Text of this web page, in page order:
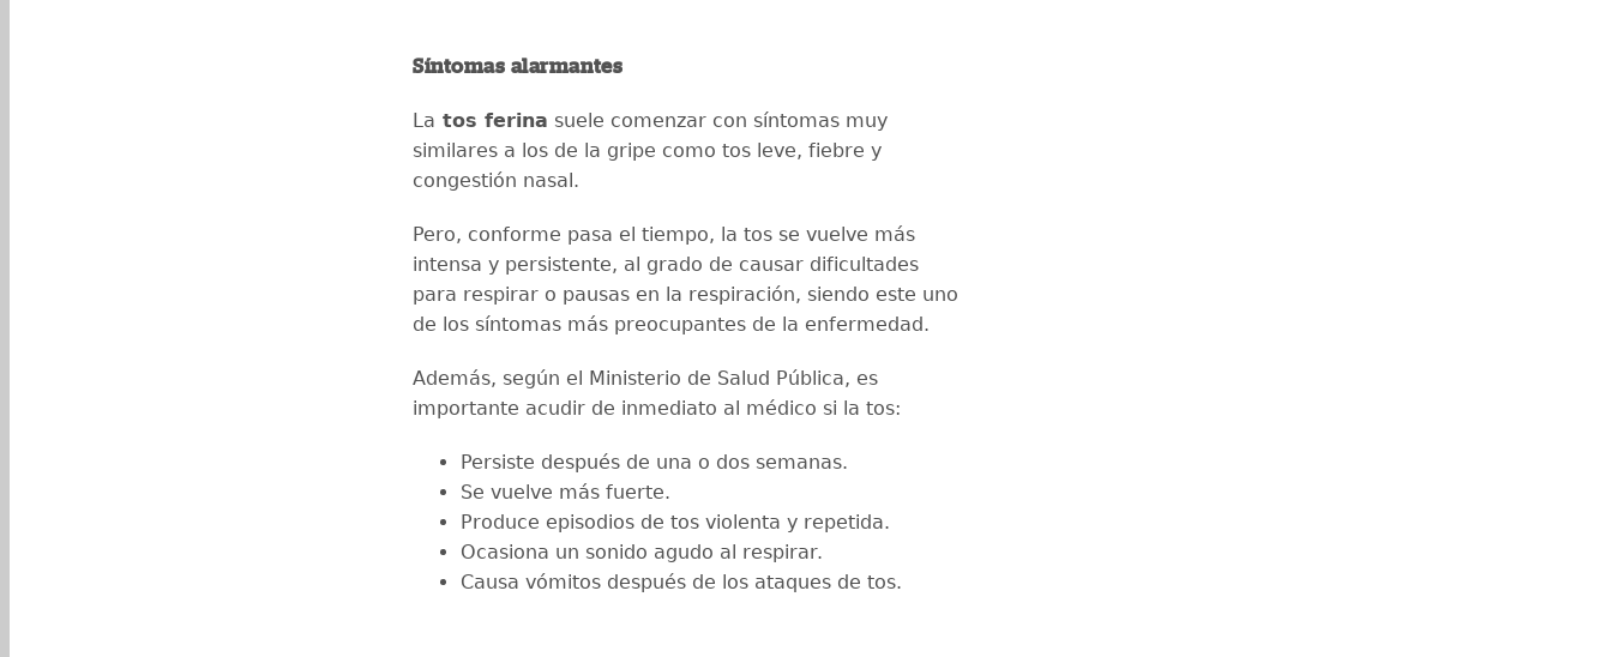
Síntomas alarmantes
La tos ferina suele comenzar con síntomas muy
similares a los de la gripe como tos leve, fiebre y
congestión nasal.
Pero, conforme pasa el tiempo, la tos se vuelve más
intensa y persistente, al grado de causar dificultades
para respirar o pausas en la respiración, siendo este uno
de los síntomas más preocupantes de la enfermedad.
Además, según el Ministerio de Salud Pública, es
importante acudir de inmediato al médico si la tos:
Persiste después de una o dos semanas.
Se vuelve más fuerte.
Produce episodios de tos violenta y repetida.
Ocasiona un sonido agudo al respirar.
Causa vómitos después de los ataques de tos.